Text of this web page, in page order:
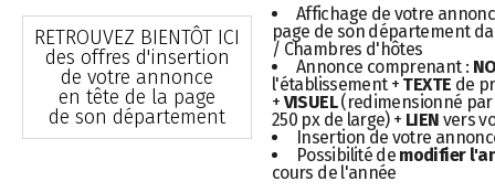
RETROUVEZ BIENTÔT ICI
des offres d'insertion
de votre annonce
en tête de la page
de son département
Affichage de votre
page de son département
/ Chambres d'hôtes
Annonce comprenant :
l'établissement +TEXTE de
+ VISUEL(redimensionné par
250 px de large) + LIEN vers
Insertion de votre
Possibilité de modifier
cours de l'année